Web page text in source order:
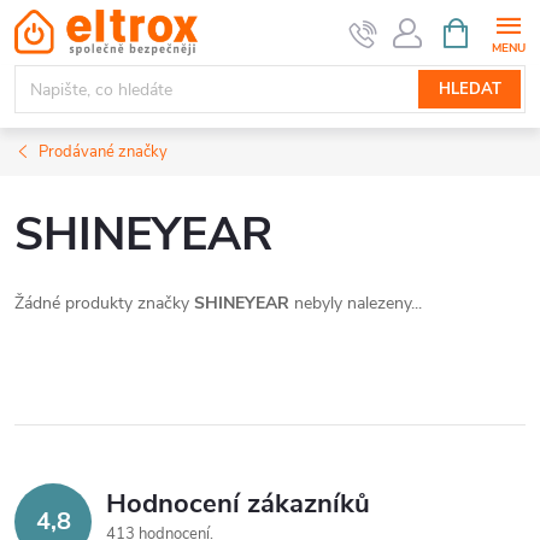
Přejít
na
obsah
HLEDAT
NÁKUPNÍ
KOŠÍK
Prodávané značky
SHINEYEAR
Žádné produkty značky SHINEYEAR nebyly nalezeny...
4,8 Hodnocení zákazníků
413 hodnocení